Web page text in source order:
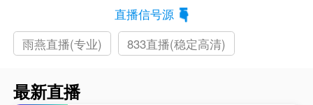
直播信号源
雨燕直播(专业)
833直播(稳定高清)
最新直播